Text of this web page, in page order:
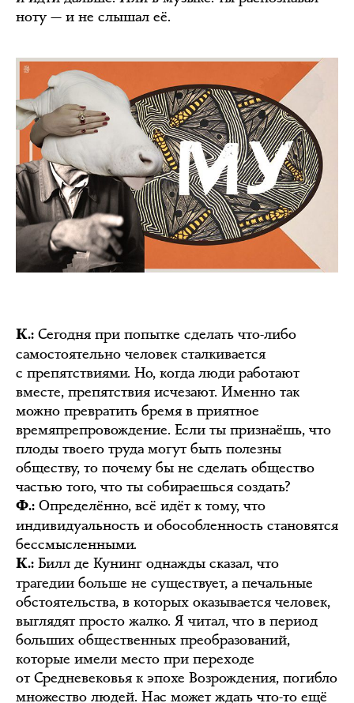
ноту — и не слышал её.
К.: Сегодня при попытке сделать что-либо
самостоятельно человек сталкивается
с препятствиями. Но, когда люди работают
вместе, препятствия исчезают. Именно так
можно превратить бремя в приятное
времяпрепровождение. Если ты признаёшь, что
плоды твоего труда могут быть полезны
обществу, то почему бы не сделать общество
частью того, что ты собираешься создать?
Ф.: Определённо, всё идёт к тому, что
индивидуальность и обособленность становятся
бессмысленными.
К.: Билл де Кунинг однажды сказал, что
трагедии больше не существует, а печальные
обстоятельства, в которых оказывается человек,
выглядят просто жалко. Я читал, что в период
больших общественных преобразований,
которые имели место при переходе
от Средневековья к эпохе Возрождения, погибло
множество людей. Нас может ждать что-то ещё